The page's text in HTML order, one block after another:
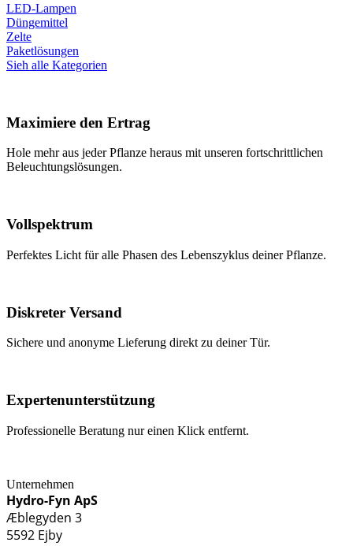
LED-Lampen
Düngemittel
Zelte
Paketlösungen
Sieh alle Kategorien
Maximiere den Ertrag
Hole mehr aus jeder Pflanze heraus mit unseren fortschrittlichen
Beleuchtungslösungen.
Vollspektrum
Perfektes Licht für alle Phasen des Lebenszyklus deiner Pflanze.
Diskreter Versand
Sichere und anonyme Lieferung direkt zu deiner Tür.
Expertenunterstützung
Professionelle Beratung nur einen Klick entfernt.
Unternehmen
Hydro-Fyn ApS
Æblegyden 3
5592 Ejby